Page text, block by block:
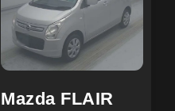
Mazda FLAIR